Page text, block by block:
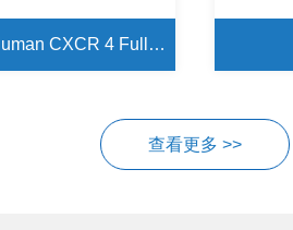
PLDP0045-1Human CXCR 4 Full-Length Protein（Detergent）
查看更多 >>